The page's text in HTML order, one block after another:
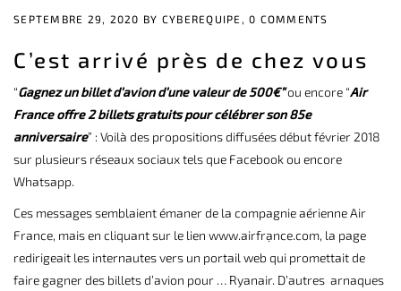
SEPTEMBRE 29, 2020 BY CYBEREQUIPE, 0 COMMENTS
C’est arrivé près de chez vous
“Gagnez un billet d’avion d’une valeur de 500€”ou encore “Air
France offre 2 billets gratuits pour célébrer son 85e
anniversaire” : Voilà des propositions diffusées début février 2018
sur plusieurs réseaux sociaux tels que Facebook ou encore
Whatsapp.
Ces messages semblaient émaner de la compagnie aérienne Air
France, mais en cliquant sur le lien www.airfrạnce.com, la page
redirigeait les internautes vers un portail web qui promettait de
faire gagner des billets d’avion pour … Ryanair. D’autres arnaques